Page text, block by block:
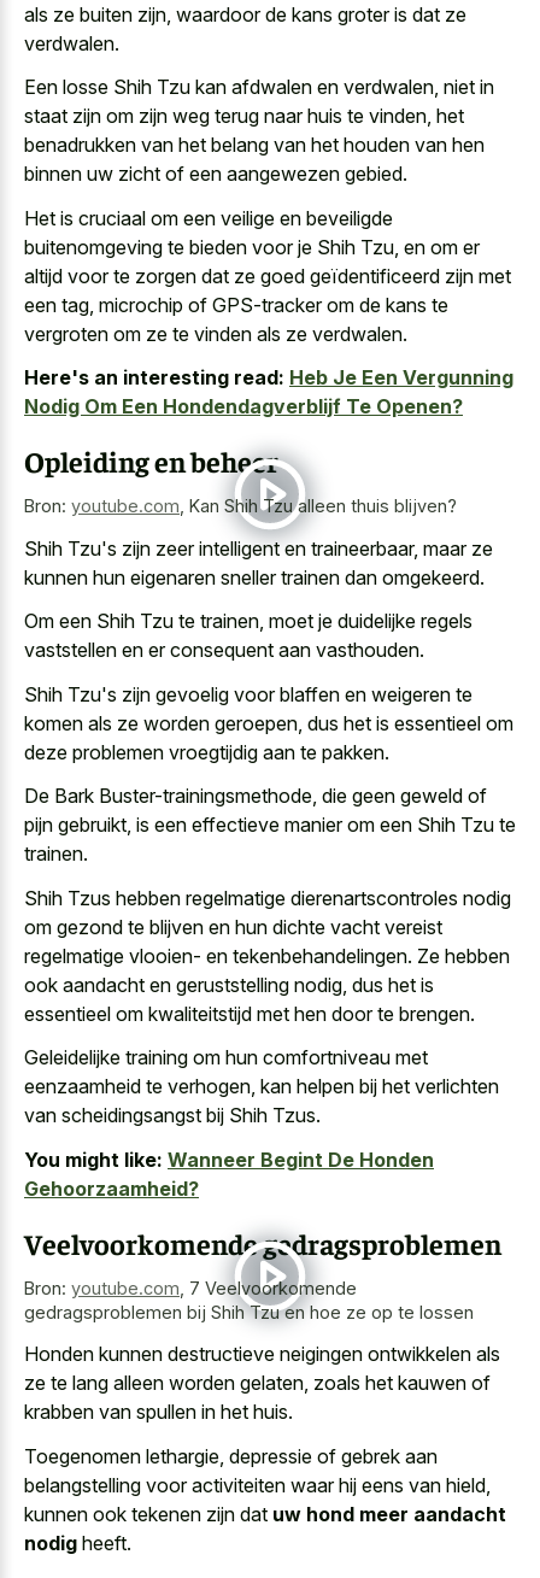
als ze buiten zijn, waardoor de kans groter is dat ze
verdwalen.
Een losse Shih Tzu kan afdwalen en verdwalen, niet in
staat zijn om zijn weg terug naar huis te vinden, het
benadrukken van het belang van het houden van hen
binnen uw zicht of een aangewezen gebied.
Het is cruciaal om een veilige en beveiligde
buitenomgeving te bieden voor je Shih Tzu, en om er
altijd voor te zorgen dat ze goed geïdentificeerd zijn met
een tag, microchip of GPS-tracker om de kans te
vergroten om ze te vinden als ze verdwalen.
Here's an interesting read: Heb Je Een Vergunning
Nodig Om Een Hondendagverblijf Te Openen?
Opleiding en beheer
Bron: youtube.com Kan Shih Tzu alleen thuis blijven?
Shih Tzu's zijn zeer intelligent en traineerbaar, maar ze
kunnen hun eigenaren sneller trainen dan omgekeerd.
Om een Shih Tzu te trainen, moet je duidelijke regels
vaststellen en er consequent aan vasthouden.
Shih Tzu's zijn gevoelig voor blaffen en weigeren te
komen als ze worden geroepen, dus het is essentieel om
deze problemen vroegtijdig aan te pakken.
De Bark Buster-trainingsmethode, die geen geweld of
pijn gebruikt, is een effectieve manier om een Shih Tzu te
trainen.
Shih Tzus hebben regelmatige dierenartscontroles nodig
om gezond te blijven en hun dichte vacht vereist
regelmatige vlooien- en tekenbehandelingen. Ze hebben
ook aandacht en geruststelling nodig, dus het is
essentieel om kwaliteitstijd met hen door te brengen.
Geleidelijke training om hun comfortniveau met
eenzaamheid te verhogen, kan helpen bij het verlichten
van scheidingsangst bij Shih Tzus.
You might like: Wanneer Begint De Honden
Gehoorzaamheid?
Veelvoorkomende gedragsproblemen
Bron: youtube.com 7 Veelvoorkomende
gedragsproblemen bij Shih Tzu en hoe ze op te lossen
Honden kunnen destructieve neigingen ontwikkelen als
ze te lang alleen worden gelaten, zoals het kauwen of
krabben van spullen in het huis.
Toegenomen lethargie, depressie of gebrek aan
belangstelling voor activiteiten waar hij eens van hield,
kunnen ook tekenen zijn dat uw hond meer aandacht
nodig heeft.